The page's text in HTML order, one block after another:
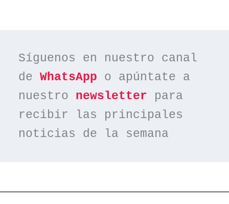
Síguenos en nuestro canal
de WhatsApp o apúntate a
nuestro newsletter para
recibir las principales
noticias de la semana